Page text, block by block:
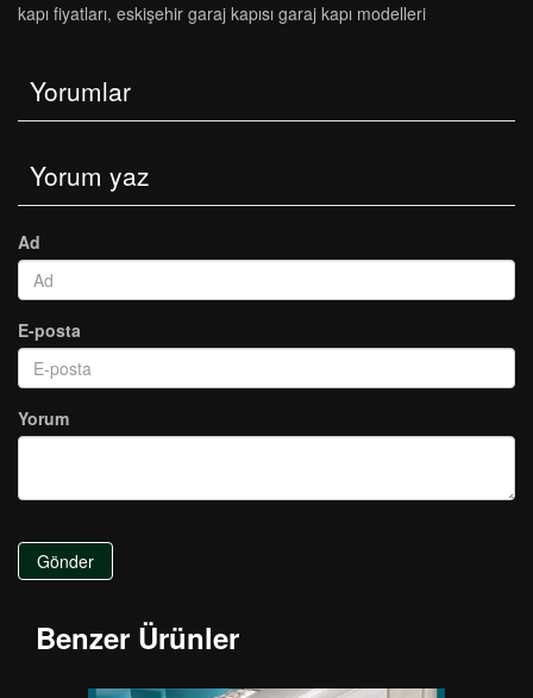
kapı fiyatları, eskişehir garaj kapısı garaj kapı modelleri
Yorumlar
Yorum yaz
Ad
E-posta
Yorum
Gönder
Benzer Ürünler